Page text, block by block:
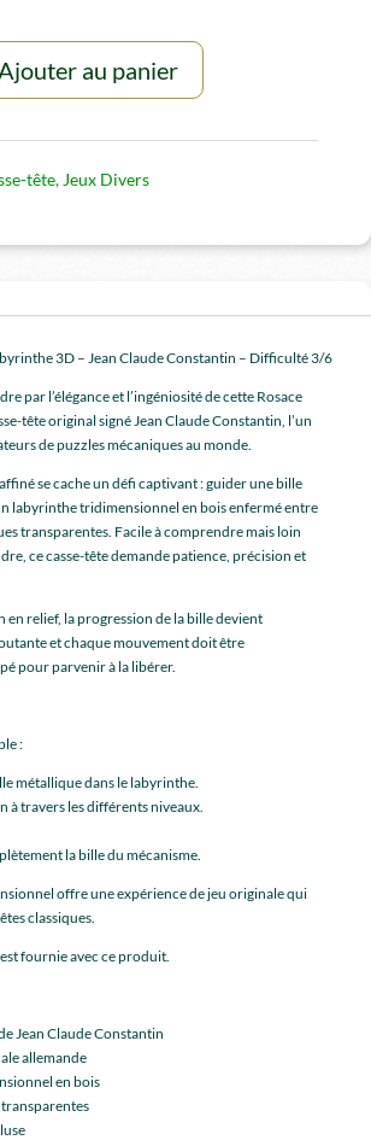
Ajouter au panier
tête, Jeux Divers
3D – Jean Claude Constantin – Difficulté 3/6
par l’élégance et l’ingéniosité de cette Rosace
tête original signé Jean Claude Constantin, l’un
de puzzles mécaniques au monde.
se cache un défi captivant : guider une bille
labyrinthe tridimensionnel en bois enfermé entre
transparentes. Facile à comprendre mais loin
ce casse-tête demande patience, précision et
en relief, la progression de la bille devient
et chaque mouvement doit être
pour parvenir à la libérer.
:
métallique dans le labyrinthe.
à travers les différents niveaux.
la bille du mécanisme.
offre une expérience de jeu originale qui
classiques.
fournie avec ce produit.
Jean Claude Constantin
allemande
en bois